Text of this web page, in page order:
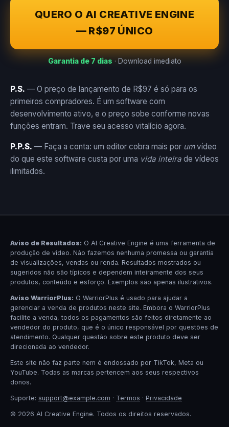
QUERO O AI CREATIVE ENGINE
— R$97 ÚNICO
Garantia de 7 dias · Download imediato
P.S. — O preço de lançamento de R$97 é só para os
primeiros compradores. É um software com
desenvolvimento ativo, e o preço sobe conforme novas
funções entram. Trave seu acesso vitalício agora.
P.P.S. — Faça a conta: um editor cobra mais por umvídeo
do que este software custa por uma vida inteira de vídeos
ilimitados.
Aviso de Resultados: O AI Creative Engine é uma ferramenta de
produção de vídeo. Não fazemos nenhuma promessa ou garantia
de visualizações, vendas ou renda. Resultados mostrados ou
sugeridos não são típicos e dependem inteiramente dos seus
produtos, conteúdo e esforço. Exemplos são apenas ilustrativos.
Aviso WarriorPlus: O WarriorPlus é usado para ajudar a
gerenciar a venda de produtos neste site. Embora o WarriorPlus
facilite a venda, todos os pagamentos são feitos diretamente ao
vendedor do produto, que é o único responsável por questões de
atendimento. Qualquer questão sobre este produto deve ser
direcionada ao vendedor.
Este site não faz parte nem é endossado por TikTok, Meta ou
YouTube. Todas as marcas pertencem aos seus respectivos
donos.
Suporte: support@example.com · Termos · Privacidade
© 2026 AI Creative Engine. Todos os direitos reservados.